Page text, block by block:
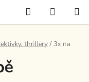
Hledat
KOŠÍK
thrillery / 3x na